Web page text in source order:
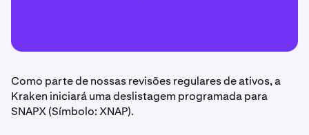
Como parte de nossas revisões regulares de ativos, a
Kraken iniciará uma deslistagem programada para
SNAPX (Símbolo: XNAP).